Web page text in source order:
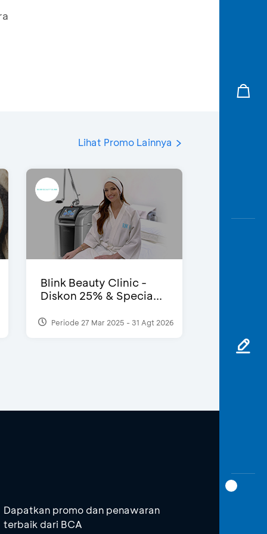
Lihat Promo Lainnya
Blink Beauty Clinic -
Diskon 25% & Specia...
Periode 27 Mar 2025 - 31 Agt 2026
Dapatkan promo dan penawaran
terbaik dari BCA